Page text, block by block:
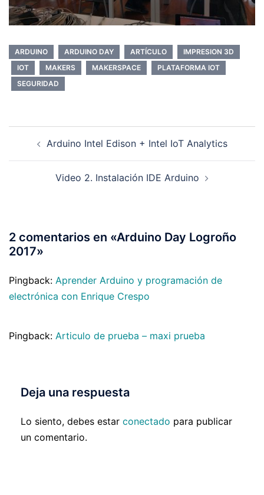
ARDUINO ARDUINO DAY ARTÍCULO
IMPRESION 3D
IOT
MAKERS MAKERSPACE
PLATAFORMA IOT
SEGURIDAD
entradas
Arduino Intel Edison + Intel IoT Analytics
Video 2. Instalación IDE Arduino
2 comentarios en «Arduino Day Logroño
2017»
Pingback: Aprender Arduino y programación de
electrónica con Enrique Crespo
Pingback: Articulo de prueba – maxi prueba
Deja una respuesta
Lo siento, debes estar conectado para publicar
un comentario.